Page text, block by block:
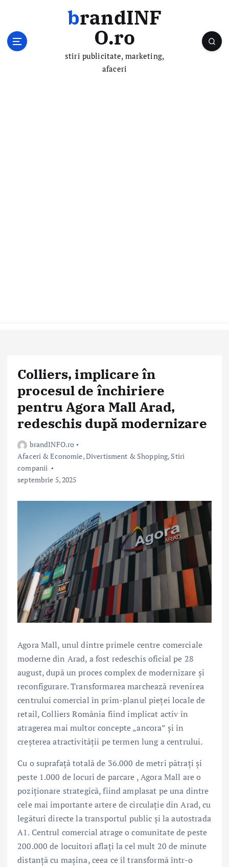
brandINF
O.ro
stiri publicitate, marketing,
afaceri
Colliers, implicare în
procesul de închiriere
pentru Agora Mall Arad,
redeschis după modernizare
brandINFO.ro
Afaceri & Economie,Divertisment & Shopping, Stiri
companii
septembrie 5, 2025
Agora Mall, unul dintre primele centre comerciale
moderne din Arad, a fost redeschis oficial pe 28
august, după un proces complex de modernizare și
reconfigurare. Transformarea marchează revenirea
centrului comercial în prim-planul pieței locale de
retail, Colliers România fiind implicat activ în
atragerea mai multor concepte „ancora” și în
creșterea atractivității pe termen lung a centrului.
Cu o suprafață totală de 36.000 de metri pătrați și
peste 1.000 de locuri de parcare , Agora Mall are o
poziționare strategică, fiind amplasat pe una dintre
cele mai importante artere de circulație din Arad, cu
legături directe la transportul public și la autostrada
A1. Centrul comercial atrage o comunitate de peste
200.000 de locuitori aflați la cel mult 20 de minute
distanță cu mașina, ceea ce îl transformă într-o